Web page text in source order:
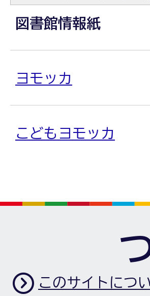
図書館情報紙
ヨモッカ
こどもヨモッカ
このサイトにつ